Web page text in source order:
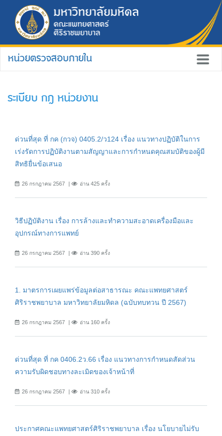
หน่วยตรวจสอบภายใน
ระเบียบ กฎ หน่วยงาน
ด่วนที่สุด ที่ กค (กวจ) 0405.2/ว124 เรื่อง แนวทางปฏิบัติในการ
เร่งรัดการปฏิบัติงานตามสัญญาและการกำหนดคุณสมบัติของผู้มี
สิทธิยื่นข้อเสนอ
26 กรกฎาคม 2567 อ่าน 425 ครั้ง
วิธีปฏิบัติงาน เรื่อง การล้างและทำความสะอาดเครื่องมือและ
อุปกรณ์ทางการแพทย์
26 กรกฎาคม 2567 อ่าน 390 ครั้ง
1. มาตรการเผยแพร่ข้อมูลต่อสาธารณะ คณะแพทยศาสตร์
ศิริราชพยาบาล มหาวิทยาลัยมหิดล (ฉบับทบทวน ปี 2567)
26 กรกฎาคม 2567 อ่าน 160 ครั้ง
ด่วนที่สุด ที่ กค 0406.2ว.66 เรื่อง แนวทางการกำหนดสัดส่วน
ความรับผิดชอบทางละเมิดของเจ้าหน้าที่
26 กรกฎาคม 2567 อ่าน 310 ครั้ง
ประกาศคณะแพทยศาสตร์ศิริราชพยาบาล เรื่อง นโยบายไม่รับ